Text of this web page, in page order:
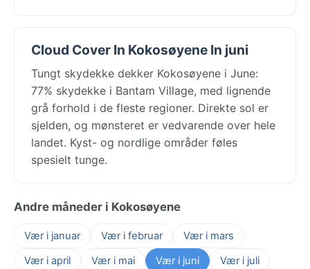
Cloud Cover In Kokosøyene In juni
Tungt skydekke dekker Kokosøyene i June:
77% skydekke i Bantam Village, med lignende
grå forhold i de fleste regioner. Direkte sol er
sjelden, og mønsteret er vedvarende over hele
landet. Kyst- og nordlige områder føles
spesielt tunge.
Andre måneder i Kokosøyene
Vær i januar Vær i februar
Vær i mars
Vær i april
Vær i mai Vær i juni
Vær i juli